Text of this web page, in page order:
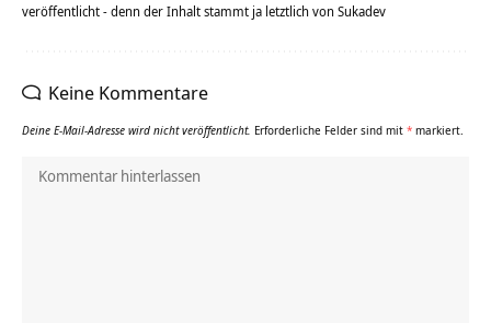
veröffentlicht - denn der Inhalt stammt ja letztlich von Sukadev
Keine Kommentare
Deine E-Mail-Adresse wird nicht veröffentlicht. Erforderliche Felder sind mit * markiert.